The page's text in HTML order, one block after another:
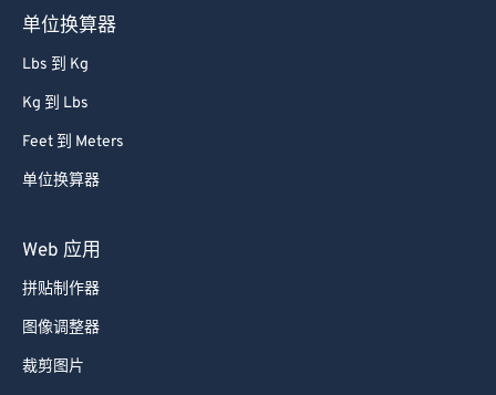
单位换算器
Lbs 到 Kg
Kg 到 Lbs
Feet 到 Meters
单位换算器
Web 应用
拼贴制作器
图像调整器
裁剪图片